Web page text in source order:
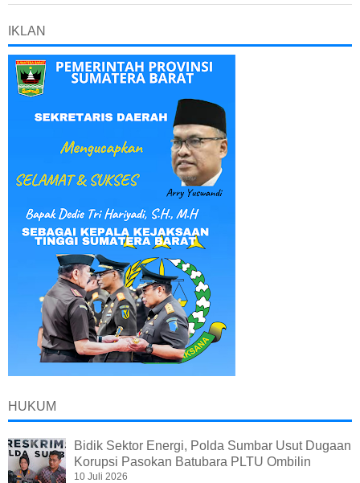
IKLAN
HUKUM
Bidik Sektor Energi, Polda Sumbar Usut Dugaan
Korupsi Pasokan Batubara PLTU Ombilin
10 Juli 2026